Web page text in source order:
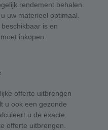
rendement behalen.
uw materieel optimaal.
is en
inkopen.
offerte uitbrengen
u ook een gezonde
u de exacte
offerte uitbrengen.